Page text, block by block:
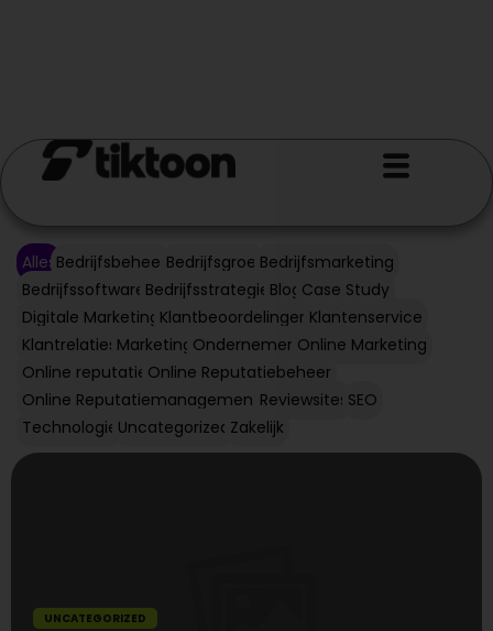
Alles Bedrijfsbeheer Bedrijfsgroei Bedrijfsmarketing
Bedrijfssoftware Bedrijfsstrategie Blog Case Study
Digitale Marketing Klantbeoordelingen Klantenservice
Klantrelaties Marketing Ondernemen Online Marketing
Online reputatie Online Reputatiebeheer
Online Reputatiemanagement Reviewsites SEO
Technologie Uncategorized Zakelijk
UNCATEGORIZED